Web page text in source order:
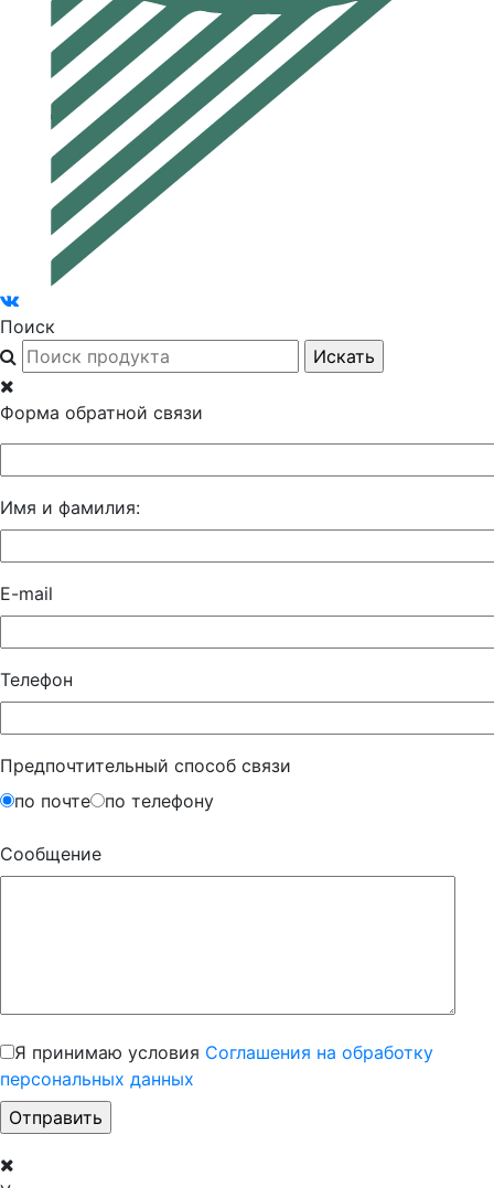
Поиск
Форма обратной связи
Имя и фамилия:
E-mail
Телефон
Предпочтительный способ связи
по почте
по телефону
Сообщение
Я принимаю условия Соглашения на обработку
персональных данных